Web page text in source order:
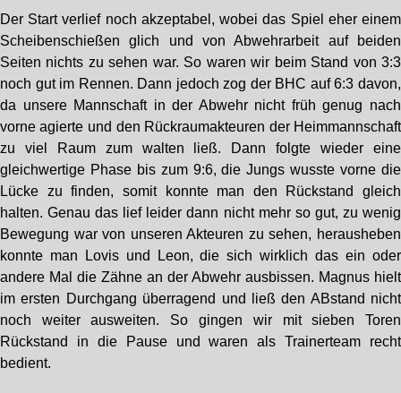
Der Start verlief noch akzeptabel, wobei das Spiel eher einem
Scheibenschießen glich und von Abwehrarbeit auf beiden
Seiten nichts zu sehen war. So waren wir beim Stand von 3:3
noch gut im Rennen. Dann jedoch zog der BHC auf 6:3 davon,
da unsere Mannschaft in der Abwehr nicht früh genug nach
vorne agierte und den Rückraumakteuren der Heimmannschaft
zu viel Raum zum walten ließ. Dann folgte wieder eine
gleichwertige Phase bis zum 9:6, die Jungs wusste vorne die
Lücke zu finden, somit konnte man den Rückstand gleich
halten. Genau das lief leider dann nicht mehr so gut, zu wenig
Bewegung war von unseren Akteuren zu sehen, herausheben
konnte man Lovis und Leon, die sich wirklich das ein oder
andere Mal die Zähne an der Abwehr ausbissen. Magnus hielt
im ersten Durchgang überragend und ließ den ABstand nicht
noch weiter ausweiten. So gingen wir mit sieben Toren
Rückstand in die Pause und waren als Trainerteam recht
bedient.